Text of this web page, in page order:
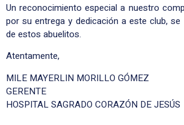
Un reconocimiento especial a nuestro
por su entrega y dedicación a este club, se
de estos abuelitos.
Atentamente,
MILE MAYERLIN MORILLO GÓMEZ
GERENTE
HOSPITAL SAGRADO CORAZÓN DE JESÚS